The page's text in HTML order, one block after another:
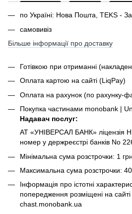
по Україні: Нова Пошта, TEKS -
самовивіз
Більше інформації про доставку
Готівкою при отриманні
Оплата картою на сайті (LiqPay)
Оплата на рахунок (по рахунку-
Покупка частинами monobank |
Надавач послуг:
АТ «УНІВЕРСАЛ БАНК» ліцензія
номер у держреєстрі банків No
Мінімальна сума розстрочки: 1 грн
Максимальна сума розстрочки:
Інформація про істотні
попередження розміщені на сайті
chast.monobank.ua